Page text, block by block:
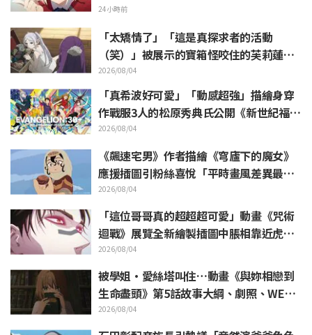
mine合作消息公開 引發「讚啦！」熱烈
迴響
24小時前
「太矯情了」「這是真探求者的活動
（笑）」被展示的寶箱怪咬住的芙莉蓮玩
偶引來大量吐槽《葬送的芙莉蓮》
2026/08/04
「真希波好可愛」「動感超強」描繪身穿
作戰服3人的松原秀典氏公開《新世紀福音
戰士》美麗手繪插圖引發反響
2026/08/04
《飆速宅男》作者描繪《穹廬下的魔女》
應援插圖引粉絲喜悅「平時畫風差異最大
的人畫出來就是這樣」
2026/08/04
「這位哥哥真的超超超可愛」動畫《咒術
迴戰》展覽全新繪製插圖中脹相靠近虎杖
悠仁 粉絲無比喜悅
2026/08/04
被學姐·愛絲塔叫住…動畫《與妳相戀到
生命盡頭》第5話故事大綱、劇照、WEB
預告、單集海報公開
2026/08/04